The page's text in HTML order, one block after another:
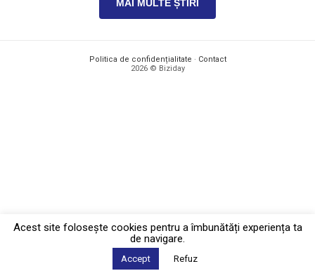
MAI MULTE ȘTIRI
Politica de confidențialitate · Contact
2026 © Biziday
Acest site foloseşte cookies pentru a îmbunătăți experiența ta
de navigare.
Accept Refuz